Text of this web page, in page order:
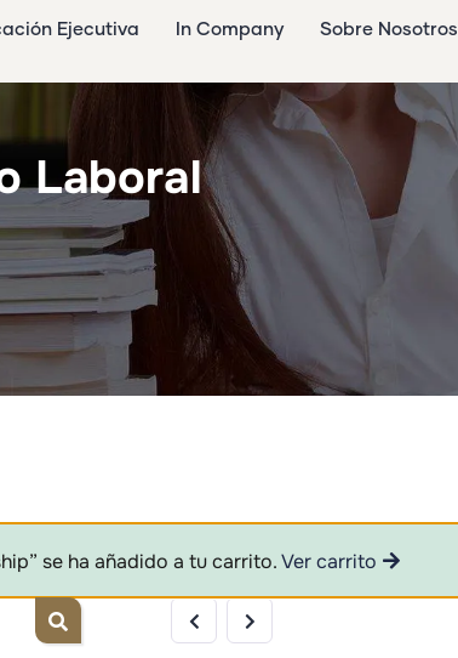
Ejecutiva In Company Sobre Nosotros
Laboral
se ha añadido a tu carrito.Ver carrito